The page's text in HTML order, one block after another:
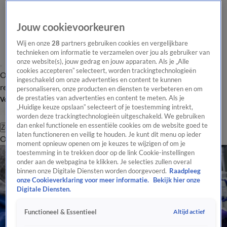
Overzicht Laatste nieuws Regionieuws Het beste van Hart
Tip de
redactie
Volg Hart van Nederland
Zoeken
OverzichtRegioUitzendingenWeerTip de redactiePanelVideo's
Jouw cookievoorkeuren
Wij en onze28 partners gebruiken cookies en vergelijkbare
technieken om informatie te verzamelen over jou als gebruiker van
onze website(s), jouw gedrag en jouw apparaten. Als je „Alle
cookies accepteren” selecteert, worden trackingtechnologieën
ingeschakeld om onze advertenties en content te kunnen
personaliseren, onze producten en diensten te verbeteren en om
de prestaties van advertenties en content te meten. Als je
„Huidige keuze opslaan” selecteert of je toestemming intrekt,
worden deze trackingtechnologieën uitgeschakeld. We gebruiken
dan enkel functionele en essentiële cookies om de website goed te
laten functioneren en veilig te houden. Je kunt dit menu op ieder
moment opnieuw openen om je keuzes te wijzigen of om je
toestemming in te trekken door op de link Cookie-instellingen
onder aan de webpagina te klikken. Je selecties zullen overal
binnen onze Digitale Diensten worden doorgevoerd. Raadpleeg
onze Cookieverklaring voor meer informatie.
Bekijk hier onze
Digitale Diensten.
Functioneel & Essentieel Altijd actief